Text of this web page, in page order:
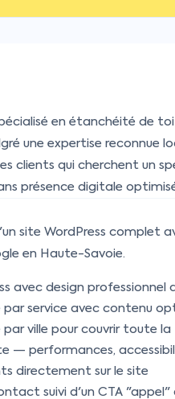
en étanchéité de
une expertise reconnue
clients qui cherchent un
présence digitale
site WordPress complet
en Haute-Savoie.
avec design professionnel
service avec contenu
ville pour couvrir toute la
— performances,
directement sur le site
suivi d'un CTA "appel"